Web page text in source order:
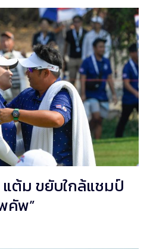
ต้ม ขยับใกล้แชมป์
คัพ”